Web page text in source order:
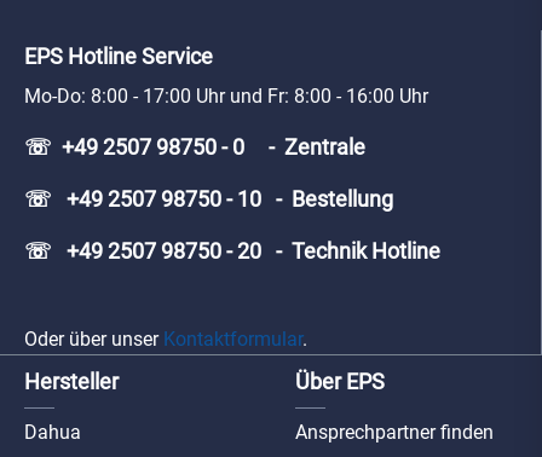
EPS Hotline Service
Mo-Do: 8:00 - 17:00 Uhr und Fr: 8:00 - 16:00 Uhr
☏ +49 2507 98750 - 0 - Zentrale
☏ +49 2507 98750 - 10 - Bestellung
☏ +49 2507 98750 - 20 - Technik Hotline
Oder über unser Kontaktformular.
Hersteller
Dahua
Über EPS
Ansprechpartner finden